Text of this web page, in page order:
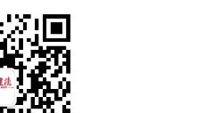
，以自己的诚信行为，带
人、以信立业，从而形成
会环境。
材料五十余份，有效提升了